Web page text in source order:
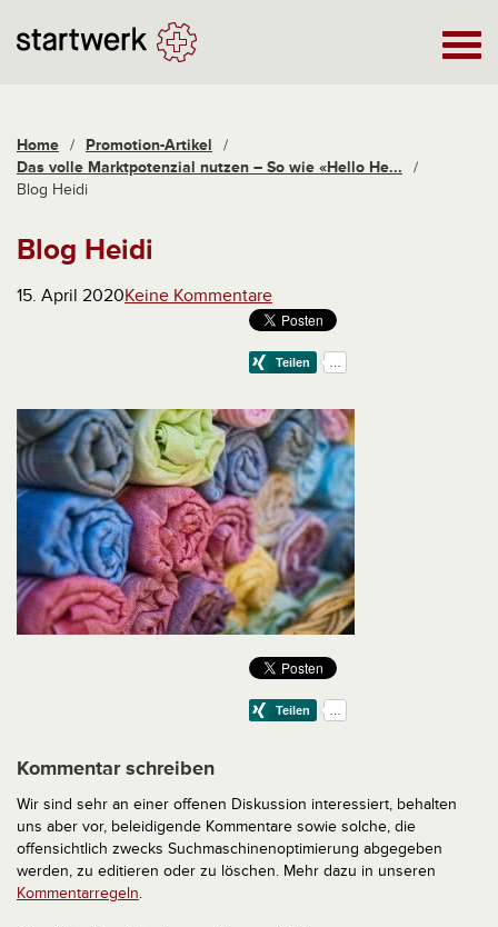
Home / Promotion-Artikel
/
Das volle Marktpotenzial nutzen – So wie «Hello He...
/
Blog Heidi
Blog Heidi
15. April 2020Keine Kommentare
Kommentar schreiben
Wir sind sehr an einer offenen Diskussion interessiert, behalten
uns aber vor, beleidigende Kommentare sowie solche, die
offensichtlich zwecks Suchmaschinenoptimierung abgegeben
werden, zu editieren oder zu löschen. Mehr dazu in unseren
Kommentarregeln.